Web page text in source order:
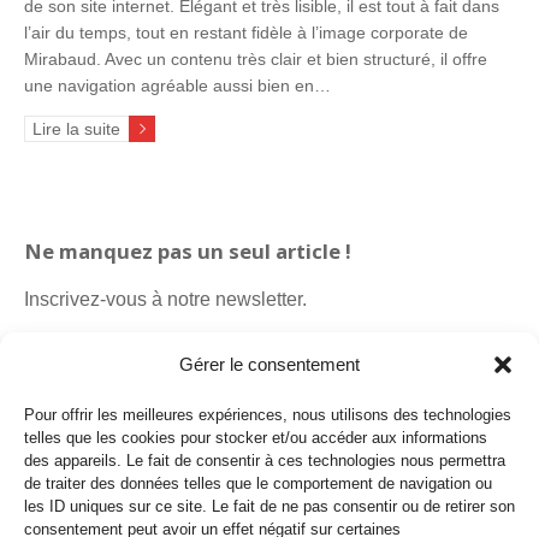
Gérer le consentement
Pour offrir les meilleures expériences, nous utilisons des technologies
telles que les cookies pour stocker et/ou accéder aux informations
des appareils. Le fait de consentir à ces technologies nous permettra
de traiter des données telles que le comportement de navigation ou
les ID uniques sur ce site. Le fait de ne pas consentir ou de retirer son
consentement peut avoir un effet négatif sur certaines
de son site internet. Elégant et très lisible, il est tout à fait dans
l’air du temps, tout en restant fidèle à l’image corporate de
Mirabaud. Avec un contenu très clair et bien structuré, il offre
une navigation agréable aussi bien en…
Lire la suite
Ne manquez pas un seul article !
Inscrivez-vous à notre newsletter.